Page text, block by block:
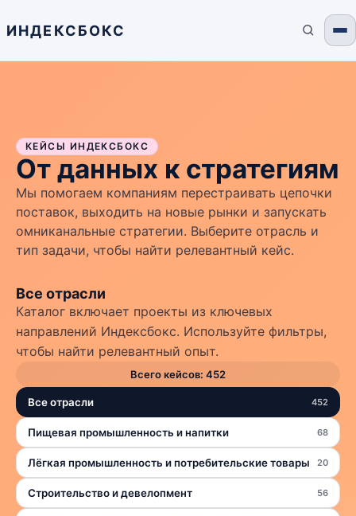
ИНДЕКСБОКС
КЕЙСЫ ИНДЕКСБОКС
От данных к стратегиям
Мы помогаем компаниям перестраивать цепочки
поставок, выходить на новые рынки и запускать
омниканальные стратегии. Выберите отрасль и
тип задачи, чтобы найти релевантный кейс.
Все отрасли
Каталог включает проекты из ключевых
направлений Индексбокс. Используйте фильтры,
чтобы найти релевантный опыт.
Всего кейсов: 452
Все отрасли 452
Пищевая промышленность и напитки 68
Лёгкая промышленность и потребительские товары 20
Строительство и девелопмент 56